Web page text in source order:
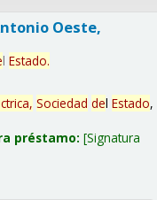
Oeste,
l Estado.
Sociedad del Estado,
préstamo: Signatura